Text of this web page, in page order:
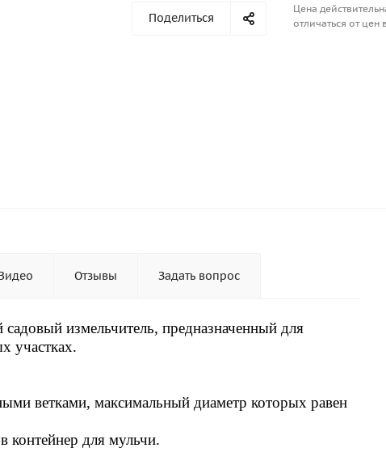
Поделиться
Цена
отличаться от
Отзывы Задать вопрос
садовый измельчитель, предназначенный для
участках.
ветками, максимальный диаметр которых равен
контейнер для мульчи.